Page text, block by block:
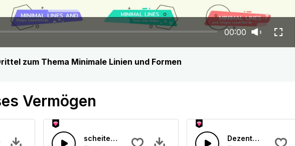
00:00
zum Thema Minimale Linien und Formen
Vermögen
scheitern 35
Dezente fröhliche